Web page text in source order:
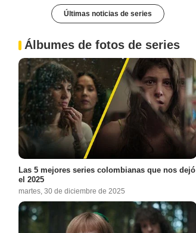
Últimas noticias de series
Álbumes de fotos de series
Las 5 mejores series colombianas que nos dejó
el 2025
martes, 30 de diciembre de 2025